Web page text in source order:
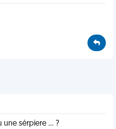
une sérpiere ... ?